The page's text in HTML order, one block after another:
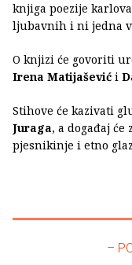
knjiga poezije
ljubavnih i ni jedna
O knjizi će govoriti
Irena Matijašević i
Stihove će kazivati
Juraga, a događaj
pjesnikinje i etno
–